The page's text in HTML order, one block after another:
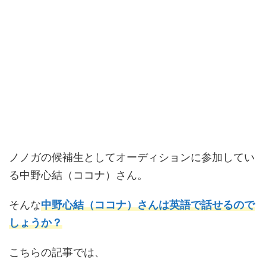
ノノガの候補生としてオーディションに参加してい
る中野心結（ココナ）さん。
そんな中野心結（ココナ）さんは英語で話せるので
しょうか？
こちらの記事では、